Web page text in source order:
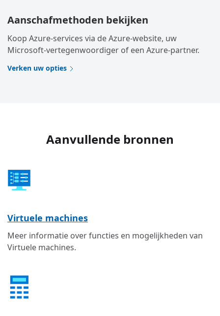
Aanschafmethoden bekijken
Koop Azure-services via de Azure-website, uw
Microsoft-vertegenwoordiger of een Azure-partner.
Verken uw opties
Aanvullende bronnen
Virtuele machines
Meer informatie over functies en mogelijkheden van
Virtuele machines.